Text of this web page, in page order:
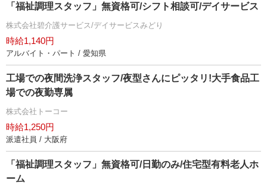
「福祉調理スタッフ」無資格可/シフト相談可/デイサービス
株式会社碧介護サービス/デイサービスみどり
時給1,140円
アルバイト・パート / 愛知県
工場での夜間洗浄スタッフ/夜型さんにピッタリ!大手食品工
場での夜勤専属
株式会社トーコー
時給1,250円
派遣社員 / 大阪府
「福祉調理スタッフ」無資格可/日勤のみ/住宅型有料老人ホ
ーム